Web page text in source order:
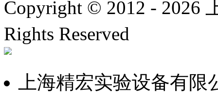
Copyright © 2012 - 2026
Rights Reserved
上海精宏实验设备有限